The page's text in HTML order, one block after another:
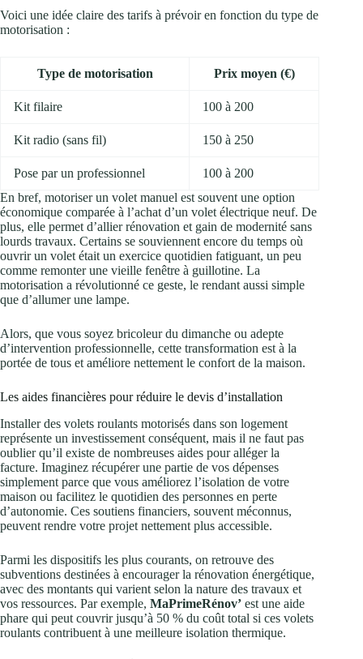
Voici une idée claire des tarifs à prévoir en fonction du type de
motorisation :
Type de motorisation Prix moyen (€)
Kit filaire 100 à 200
Kit radio (sans fil) 150 à 250
Pose par un professionnel
100 à 200
En bref, motoriser un volet manuel est souvent une option
économique comparée à l’achat d’un volet électrique neuf. De
plus, elle permet d’allier rénovation et gain de modernité sans
lourds travaux. Certains se souviennent encore du temps où
ouvrir un volet était un exercice quotidien fatiguant, un peu
comme remonter une vieille fenêtre à guillotine. La
motorisation a révolutionné ce geste, le rendant aussi simple
que d’allumer une lampe.
Alors, que vous soyez bricoleur du dimanche ou adepte
d’intervention professionnelle, cette transformation est à la
portée de tous et améliore nettement le confort de la maison.
Les aides financières pour réduire le devis d’installation
Installer des volets roulants motorisés dans son logement
représente un investissement conséquent, mais il ne faut pas
oublier qu’il existe de nombreuses aides pour alléger la
facture. Imaginez récupérer une partie de vos dépenses
simplement parce que vous améliorez l’isolation de votre
maison ou facilitez le quotidien des personnes en perte
d’autonomie. Ces soutiens financiers, souvent méconnus,
peuvent rendre votre projet nettement plus accessible.
Parmi les dispositifs les plus courants, on retrouve des
subventions destinées à encourager la rénovation énergétique,
avec des montants qui varient selon la nature des travaux et
vos ressources. Par exemple, MaPrimeRénov’ est une aide
phare qui peut couvrir jusqu’à 50 % du coût total si ces volets
roulants contribuent à une meilleure isolation thermique.